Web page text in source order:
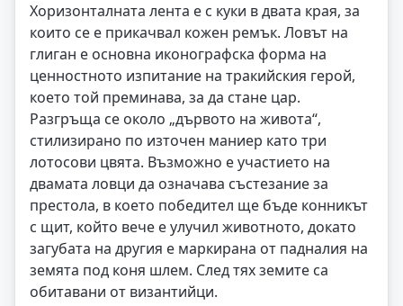
Хоризонталната лента е с куки в двата края, за
които се е прикачвал кожен ремък. Ловът на
глиган е основна иконографска форма на
ценностното изпитание на тракийския герой,
което той преминава, за да стане цар.
Разгръща се около „дървото на живота“,
стилизирано по източен маниер като три
лотосови цвята. Възможно е участието на
двамата ловци да означава състезание за
престола, в което победител ще бъде конникът
с щит, който вече е улучил животното, докато
загубата на другия е маркирана от падналия на
земята под коня шлем. След тях земите са
обитавани от византийци.